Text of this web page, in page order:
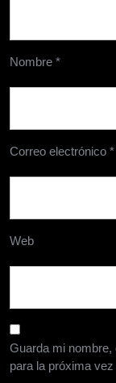
Nombre *
Correo electrónico *
Web
Guarda mi
para la próxima